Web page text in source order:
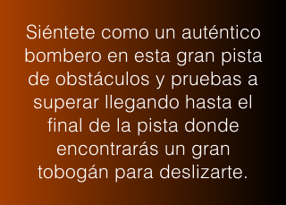
Siéntete como un auténtico
bombero en esta gran pista
de obstáculos y pruebas a
superar llegando hasta el
final de la pista donde
encontrarás un gran
tobogán para deslizarte.